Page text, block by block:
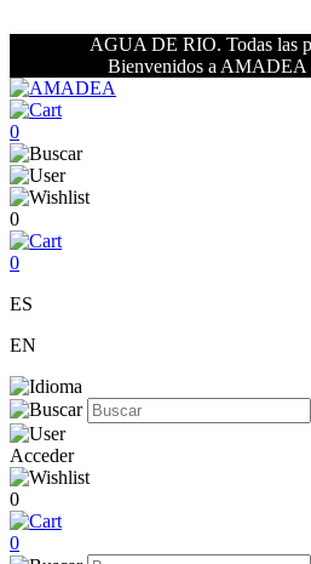
AGUA DE RIO. Todas las
Bienvenidos a AMADEA
0
0
0
ES
EN
Acceder
0
0